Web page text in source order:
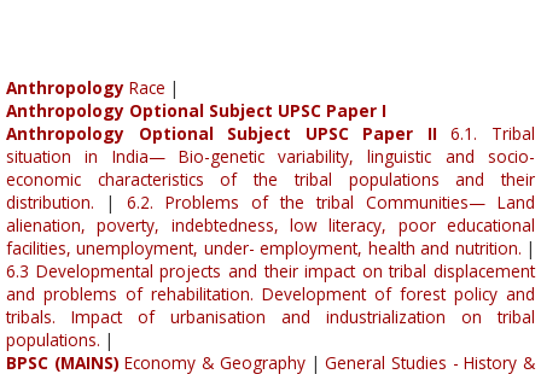
Anthropology Race |
Anthropology Optional Subject UPSC Paper I
Anthropology Optional Subject UPSC Paper II
6.1. Tribal
situation in India— Bio-genetic variability, linguistic and socio-
economic characteristics of the tribal populations and their
distribution. | 6.2. Problems of the tribal Communities— Land
alienation, poverty, indebtedness, low literacy, poor educational
facilities, unemployment, under- employment, health and nutrition. |
6.3 Developmental projects and their impact on tribal displacement
and problems of rehabilitation. Development of forest policy and
tribals. Impact of urbanisation and industrialization on tribal
populations. |
BPSC (MAINS) Economy & Geography|General Studies - History &